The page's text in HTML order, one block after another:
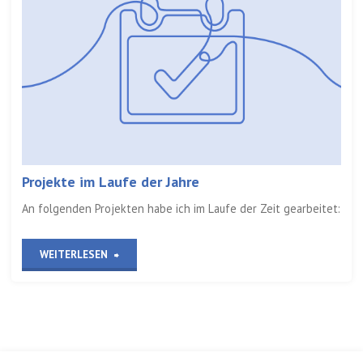
erleben
Sprache“
Projekte im Laufe der Jahre
An folgenden Projekten habe ich im Laufe der Zeit gearbeitet:
WEITERLESEN „Projekte